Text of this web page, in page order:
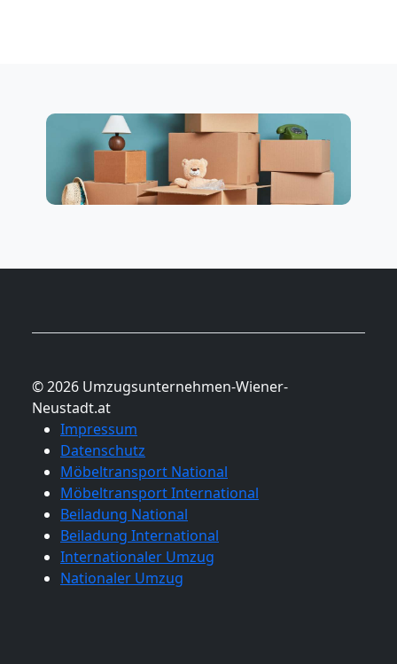
© 2026 Umzugsunternehmen-Wiener-
Neustadt.at
Impressum
Datenschutz
Möbeltransport National
Möbeltransport International
Beiladung National
Beiladung International
Internationaler Umzug
Nationaler Umzug
Internationaler
Umzug